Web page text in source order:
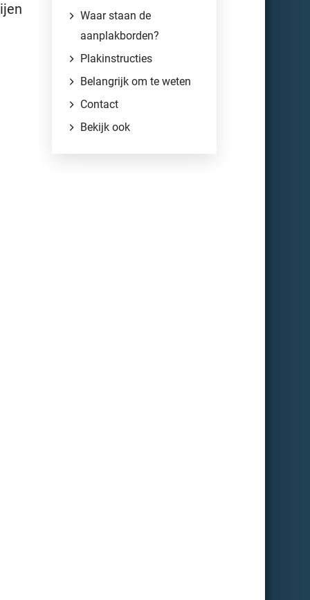
Waar staan de
aanplakborden?
Plakinstructies
Belangrijk om te weten
Contact
Bekijk ook